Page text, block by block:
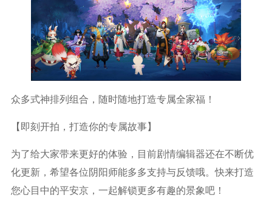
众多式神排列组合，随时随地打造专属全家福！
【即刻开拍，打造你的专属故事】
为了给大家带来更好的体验，目前剧情编辑器还在不断优
化更新，希望各位阴阳师能多多支持与反馈哦。快来打造
您心目中的平安京，一起解锁更多有趣的景象吧！